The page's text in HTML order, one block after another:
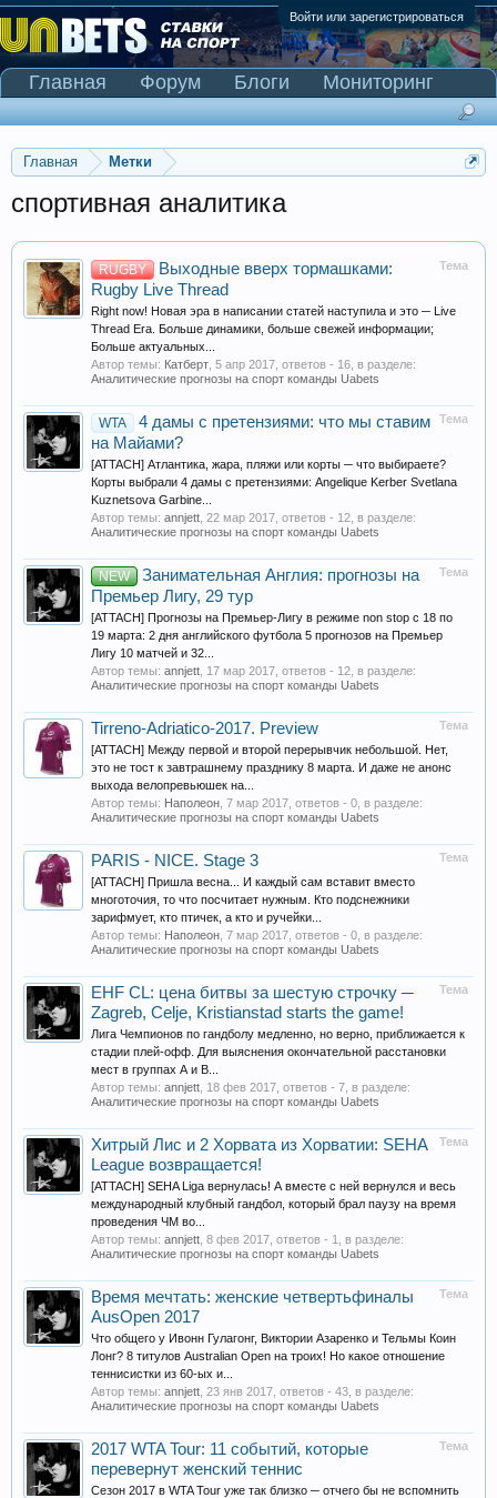
Войти или зарегистрироваться
Главная Метки
спортивная аналитика
Тема
RUGBY
Выходные вверх тормашками:
Rugby Live Thread
Right now! Новая эра в написании статей наступила и это ─ Live
Thread Era. Больше динамики, больше свежей информации;
Больше актуальных...
Автор темы: Катберт 5 апр 2017 , ответов - 16, в разделе:
Аналитические прогнозы на спорт команды Uabets
Тема
WTA
4 дамы с претензиями: что мы ставим
на Майами?
[ATTACH] Атлантика, жара, пляжи или корты ─ что выбираете?
Корты выбрали 4 дамы с претензиями: Angelique Kerber Svetlana
Kuznetsova Garbine...
Автор темы: annjett 22 мар 2017 , ответов - 12, в разделе:
Аналитические прогнозы на спорт команды Uabets
Тема
NEW
Занимательная Англия: прогнозы на
Премьер Лигу, 29 тур
[ATTACH] Прогнозы на Премьер-Лигу в режиме non stop с 18 по
19 марта: 2 дня английского футбола 5 прогнозов на Премьер
Лигу 10 матчей и 32...
Автор темы: annjett 17 мар 2017 , ответов - 12, в разделе:
Аналитические прогнозы на спорт команды Uabets
Тема
Tirreno-Adriatico-2017. Preview
[ATTACH] Между первой и второй перерывчик небольшой. Нет,
это не тост к завтрашнему празднику 8 марта. И даже не анонс
выхода велопревьюшек на...
Автор темы: Наполеон 7 мар 2017 , ответов - 0, в разделе:
Аналитические прогнозы на спорт команды Uabets
Тема
PARIS - NICE. Stage 3
[ATTACH] Пришла весна... И каждый сам вставит вместо
многоточия, то что посчитает нужным. Кто подснежники
зарифмует, кто птичек, а кто и ручейки...
Автор темы: Наполеон 7 мар 2017 , ответов - 0, в разделе:
Аналитические прогнозы на спорт команды Uabets
Тема
EHF CL: цена битвы за шестую строчку ─
Zagreb, Celje, Kristianstad starts the game!
Лига Чемпионов по гандболу медленно, но верно, приближается к
стадии плей-офф. Для выяснения окончательной расстановки
мест в группах А и В...
Автор темы: annjett 18 фев 2017 , ответов - 7, в разделе:
Аналитические прогнозы на спорт команды Uabets
Тема
Хитрый Лис и 2 Хорвата из Хорватии: SEHA
League возвращается!
[ATTACH] SEHA Liga вернулась! А вместе с ней вернулся и весь
международный клубный гандбол, который брал паузу на время
проведения ЧМ во...
Автор темы: annjett 8 фев 2017 , ответов - 1, в разделе:
Аналитические прогнозы на спорт команды Uabets
Тема
Время мечтать: женские четвертьфиналы
AusOpen 2017
Что общего у Ивонн Гулагонг, Виктории Азаренко и Тельмы Коин
Лонг? 8 титулов Australian Open на троих! Но какое отношение
теннисистки из 60-ых и...
Автор темы: annjett 23 янв 2017 , ответов - 43, в разделе:
Аналитические прогнозы на спорт команды Uabets
Тема
2017 WTA Tour: 11 событий, которые
перевернут женский теннис
Сезон 2017 в WTA Tour уже так близко ─ отчего бы не вспомнить
Главная Форум Блоги
Мониторинг
Сканер Pinnacle